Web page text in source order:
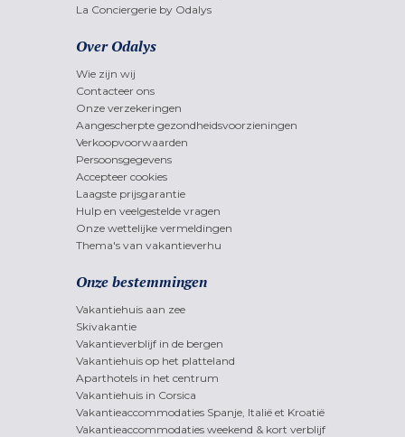
La Conciergerie by Odalys
Over Odalys
Wie zijn wij
Contacteer ons
Onze verzekeringen
Aangescherpte gezondheidsvoorzieningen
Verkoopvoorwaarden
Persoonsgegevens
Accepteer cookies
Laagste prijsgarantie
Hulp en veelgestelde vragen
Onze wettelijke vermeldingen
Thema's van vakantieverhu
Onze bestemmingen
Vakantiehuis aan zee
Skivakantie
Vakantieverblijf in de bergen
Vakantiehuis op het platteland
Aparthotels in het centrum
Vakantiehuis in Corsica
Vakantieaccommodaties Spanje, Italië et Kroatië
Vakantieaccommodaties weekend & kort verblijf